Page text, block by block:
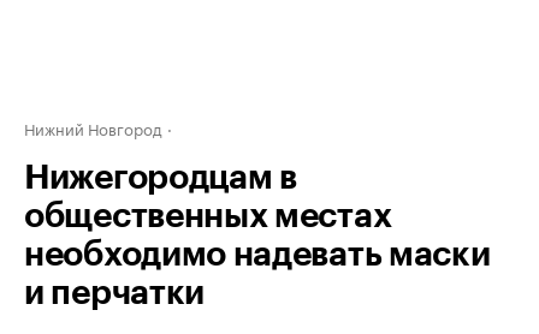
Нижний Новгород
Нижегородцам в
общественных местах
необходимо надевать маски
и перчатки